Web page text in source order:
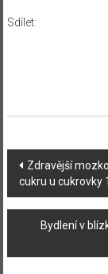
Sdílet:
Navigace
příspěvku
Zdravější
cukru u cukrovky
Bydlení v